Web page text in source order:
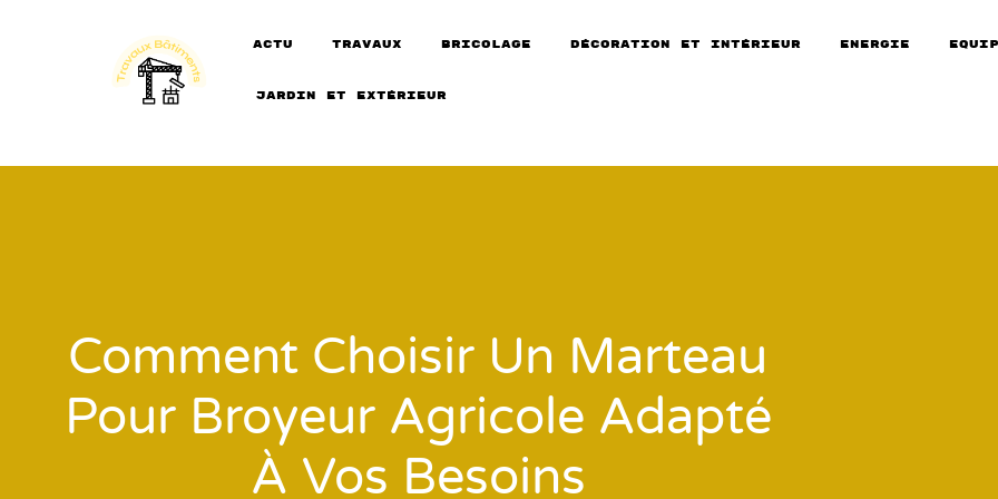
actu travaux Bricolage Décoration et intérieur Energie
Jardin et extérieur
Comment Choisir Un Marteau
Pour Broyeur Agricole Adapté
À Vos Besoins